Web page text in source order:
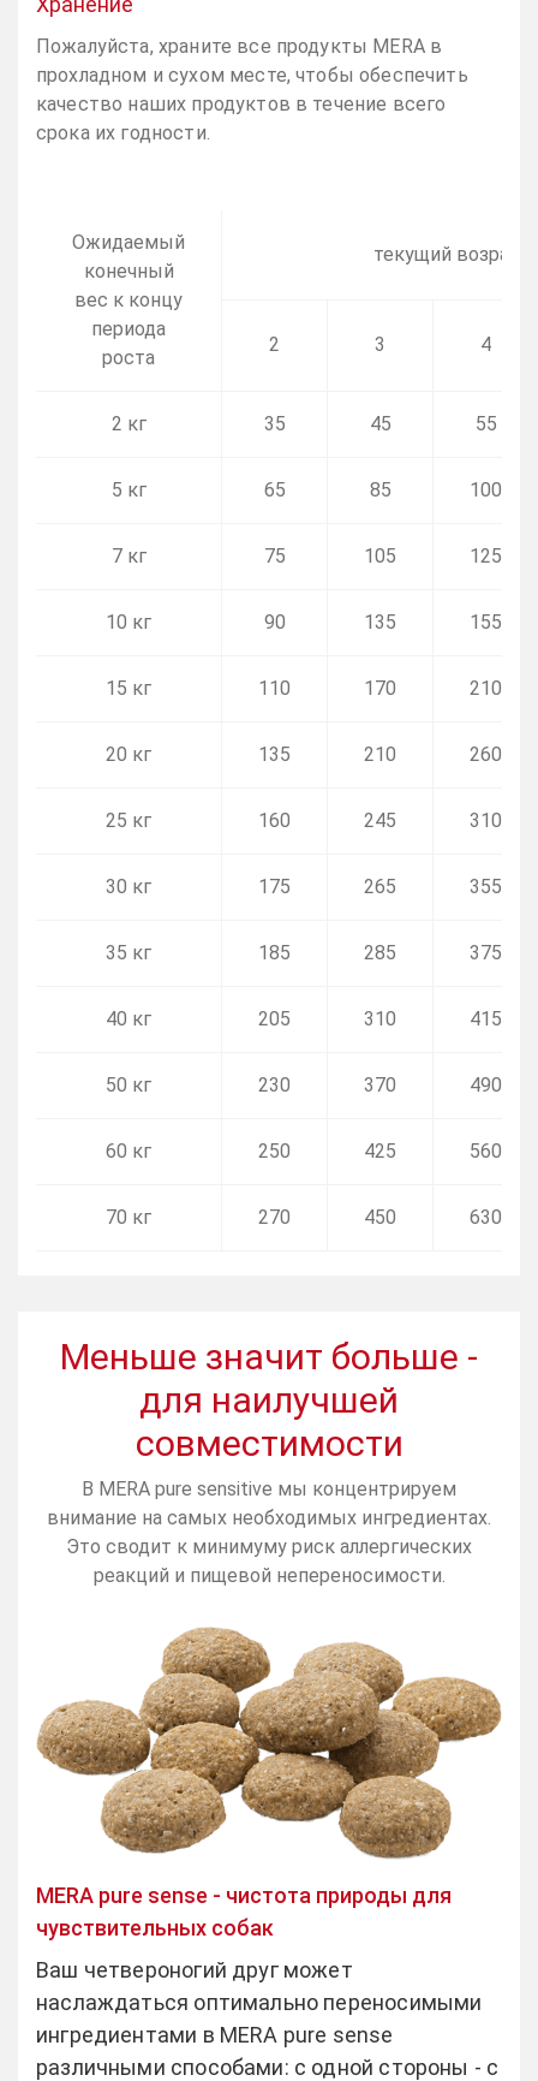
Пожалуйста, храните все продукты MERA в
прохладном и сухом месте, чтобы обеспечить
качество наших продуктов в течение всего
срока их годности.
Ожидаемый
конечный
вес к концу
периода
роста
текущий
2 3 4
2 кг 35 45 55
5 кг 65 85 100
7 кг 75 105 125
10 кг 90 135 155
15 кг 110 170 210
20 кг 135 210 260
25 кг 160 245 310
30 кг 175 265 355
35 кг 185 285 375
40 кг 205 310 415
50 кг 230 370 490
60 кг 250 425 560
70 кг 270 450 630
Меньше значит больше -
для наилучшей
совместимости
В MERA pure sensitive мы концентрируем
внимание на самых необходимых ингредиентах.
Это сводит к минимуму риск аллергических
реакций и пищевой непереносимости.
MERA pure sense - чистота природы для
чувствительных собак
Ваш четвероногий друг может
наслаждаться оптимально переносимыми
ингредиентами в MERA pure sense
различными способами: с одной стороны - с